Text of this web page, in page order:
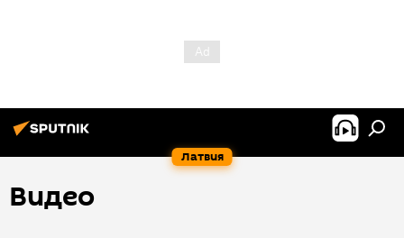
Латвия
Видео